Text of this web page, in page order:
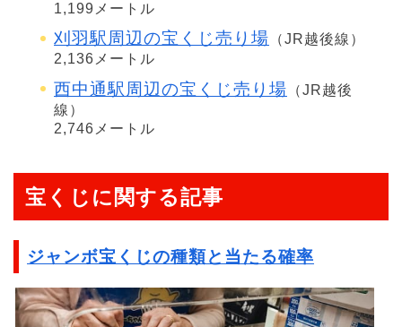
1,199メートル
刈羽駅周辺の宝くじ売り場 （JR越後線）
2,136メートル
西中通駅周辺の宝くじ売り場 （JR越後
線）
2,746メートル
宝くじに関する記事
ジャンボ宝くじの種類と当たる確率